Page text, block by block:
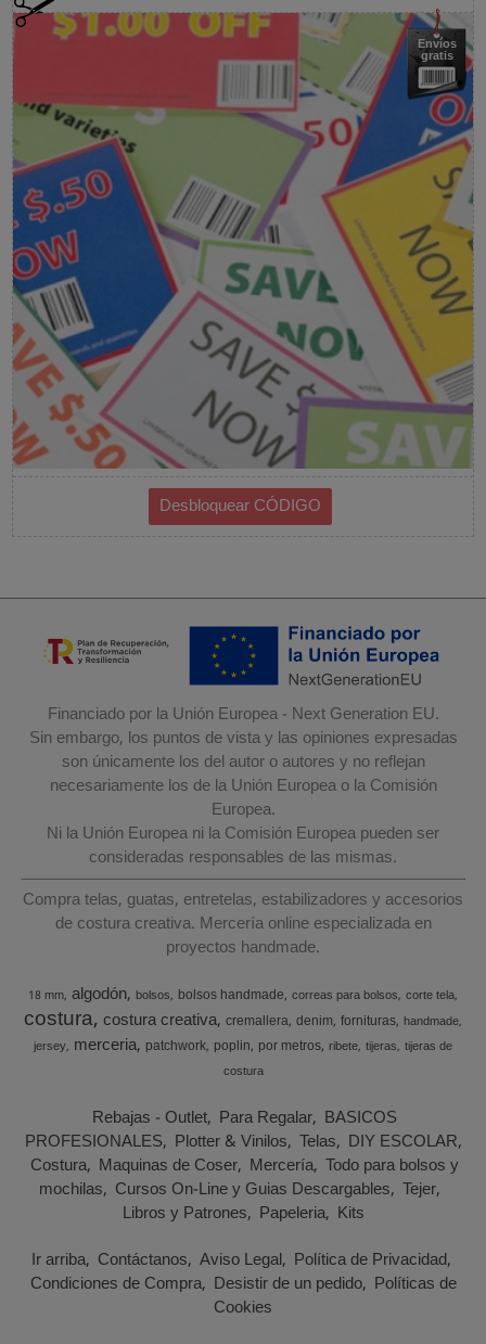
Envíos
gratis
Financiado por la Unión Europea - Next Generation EU.
Sin embargo, los puntos de vista y las opiniones expresadas
son únicamente los del autor o autores y no reflejan
necesariamente los de la Unión Europea o la Comisión
Europea.
Ni la Unión Europea ni la Comisión Europea pueden ser
consideradas responsables de las mismas.
Compra telas, guatas, entretelas, estabilizadores y accesorios
de costura creativa. Mercería online especializada en
proyectos handmade.
18 mm algodón bolsos bolsos handmade correas para bolsos corte tela
costura costura creativa cremallera denim fornituras handmade
jersey merceria patchwork poplin por metros ribete tijeras tijeras de
costura
Rebajas - Outlet Para Regalar BASICOS
PROFESIONALES Plotter & Vinilos Telas DIY ESCOLAR
Costura Maquinas de Coser Mercería Todo para bolsos y
mochilas Cursos On-Line y Guias Descargables Tejer
Libros y Patrones Papeleria Kits
Ir arriba Contáctanos Aviso Legal Política de Privacidad
Condiciones de Compra Desistir de un pedido Políticas de
Cookies